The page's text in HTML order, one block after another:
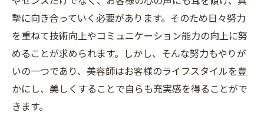
摯に向き合っていく必要があります。そのため日々努力
を重ねて技術向上やコミュニケーション能力の向上に努
めることが求められます。しかし、そんな努力もやりが
いの一つであり、美容師はお客様のライフスタイルを豊
かにし、美しくすることで自らも充実感を得ることがで
きます。